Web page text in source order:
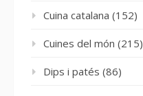
Cuina catalana (152)
Cuines del món (215)
Dips i patés (86)